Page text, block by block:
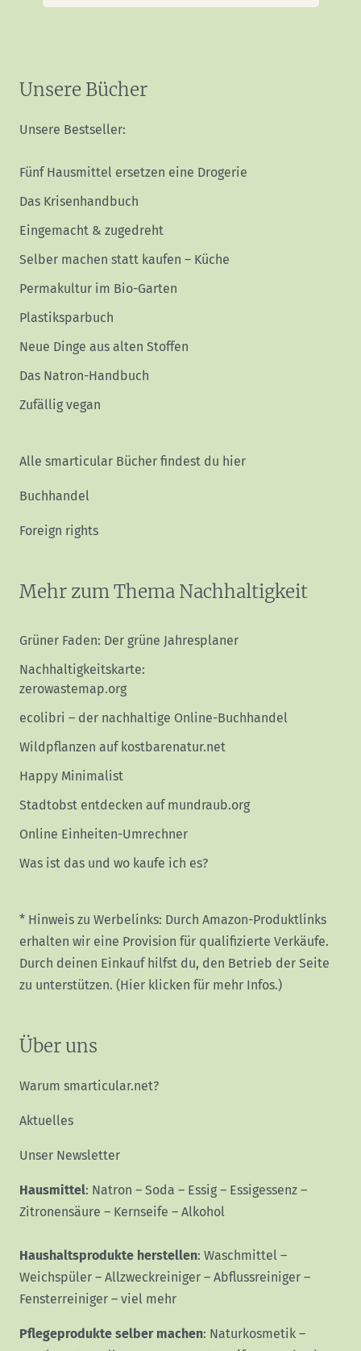
Unsere Bücher
Unsere Bestseller:
Fünf Hausmittel ersetzen eine Drogerie
Das Krisenhandbuch
Eingemacht & zugedreht
Selber machen statt kaufen – Küche
Permakultur im Bio-Garten
Plastiksparbuch
Neue Dinge aus alten Stoffen
Das Natron-Handbuch
Zufällig vegan
Alle smarticular Bücher findest du hier
Buchhandel
Foreign rights
Mehr zum Thema Nachhaltigkeit
Grüner Faden: Der grüne Jahresplaner
Nachhaltigkeitskarte:
zerowastemap.org
ecolibri – der nachhaltige Online-Buchhandel
Wildpflanzen auf kostbarenatur.net
Happy Minimalist
Stadtobst entdecken auf mundraub.org
Online Einheiten-Umrechner
Was ist das und wo kaufe ich es?
* Hinweis zu Werbelinks: Durch Amazon-Produktlinks
erhalten wir eine Provision für qualifizierte Verkäufe.
Durch deinen Einkauf hilfst du, den Betrieb der Seite
zu unterstützen. (Hier klicken für mehr Infos.)
Über uns
Warum smarticular.net?
Aktuelles
Unser Newsletter
Hausmittel: Natron – Soda – Essig – Essigessenz –
Zitronensäure – Kernseife – Alkohol
Haushaltsprodukte herstellen: Waschmittel –
Weichspüler – Allzweckreiniger – Abflussreiniger –
Fensterreiniger – viel mehr
Pflegeprodukte selber machen: Naturkosmetik –